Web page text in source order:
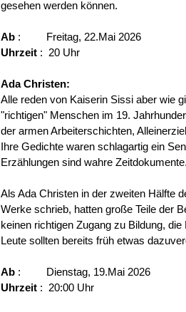
gesehen werden können.
Ab : Freitag, 22.Mai 2026
Uhrzeit : 20 Uhr
Ada Christen:
Alle reden von Kaiserin Sissi aber wie
"richtigen" Menschen im 19.
der armen Arbeiterschichten,
Ihre Gedichte waren schlagartig ein
Erzählungen sind wahre
Als Ada Christen in der zweiten Hälfte
Werke schrieb, hatten große Teile der
keinen richtigen Zugang zu Bildung,
Leute sollten bereits früh etwas
Ab : Dienstag, 19.Mai 2026
Uhrzeit : 20:00 Uhr